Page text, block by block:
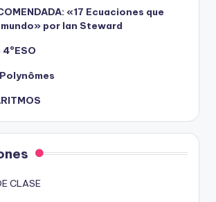
«17 Ecuaciones que
por Ian Steward
4ºESO
CLASE